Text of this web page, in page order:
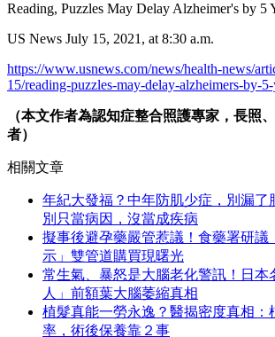
Reading, Puzzles May Delay Alzheimer's by 5
US News July 15, 2021, at 8:30 a.m.
https://www.usnews.com/news/health-news/
15/reading-puzzles-may-delay-alzheimers-by-
（本文作者為認知症整合照護專家，長照
者）
相關文章
年紀大發福？中年防肌少症，別漏了
別只當病因，沒當成疾病
擬事後避孕藥嚴管惹議！食藥署研議
示」雙管道購買現曙光
常生氣、暴怒是大腦老化警訊！日本
人」前額葉大腦萎縮真相
植髮真能一勞永逸？醫揭密度真相：
率，術後保養靠２事